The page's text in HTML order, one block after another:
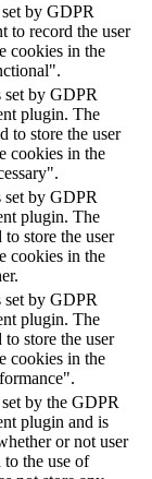
by GDPR
to record the user
cookies in the
by GDPR
plugin. The
to store the user
cookies in the
by GDPR
plugin. The
to store the user
cookies in the
by GDPR
plugin. The
to store the user
cookies in the
by the GDPR
plugin and is
or not user
to the use of